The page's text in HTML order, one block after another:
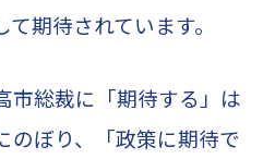
期待されています。
市総裁に「期待する」は
のぼり、「政策に期待で